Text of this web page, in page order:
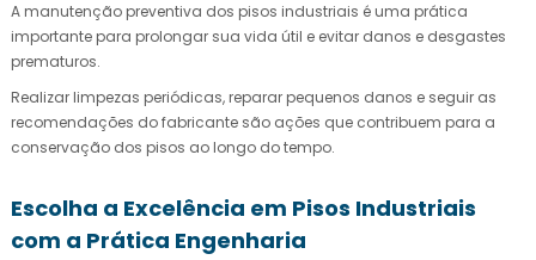
A manutenção preventiva dos pisos industriais é uma prática
importante para prolongar sua vida útil e evitar danos e desgastes
prematuros.
Realizar limpezas periódicas, reparar pequenos danos e seguir as
recomendações do fabricante são ações que contribuem para a
conservação dos pisos ao longo do tempo.
Escolha a Excelência em Pisos Industriais
com a Prática Engenharia